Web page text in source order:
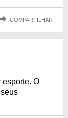
COMPARTILHAR
esporte. O